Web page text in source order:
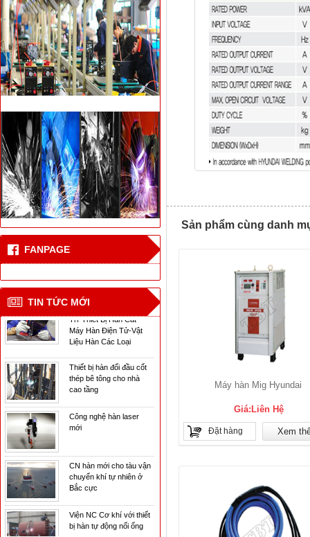
FANPAGE
TIN TỨC MỚI
Thiết bị hàn đối đầu cốt
cao tầng
Công nghệ hàn laser
mới
CN hàn mới cho tàu vận
chuyển khí tự nhiên ở
Bắc cực
Viện NC Cơ khí với thiết
bị hàn tự động nối ống
Dịch Vụ Sửa Chữa Bảo
Trì-Thiết Bị Hàn Cắt-
Liệu Hàn Các Loại
Thiết bị hàn đối đầu cốt
thép bê tông cho nhà
cao tầng
Công nghệ hàn laser
mới
chuyển khí tự nhiên ở
Bắc cực
Viện NC Cơ khí với thiết
bị hàn tự động nối ống
Sản phẩm cùng danh
Máy hàn Mig Hyundai
Giá:Liên Hệ
Đặt hàng Xem